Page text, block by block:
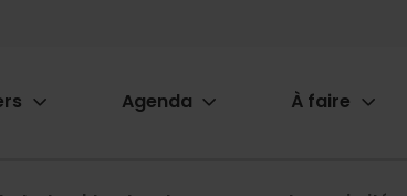
Agenda À faire